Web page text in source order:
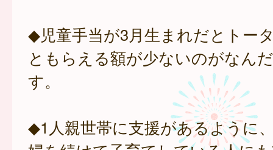
◆児童手当が3月生まれだとトー
ともらえる額が少ないのがなん
す。
◆1人親世帯に支援があるように